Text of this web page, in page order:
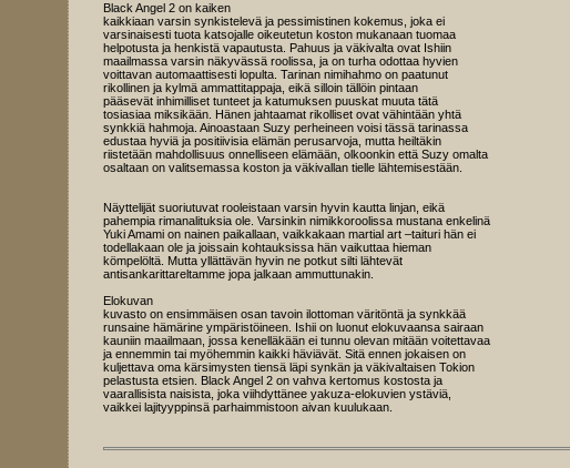
Black Angel 2 on kaiken
kaikkiaan varsin synkistelevä ja pessimistinen kokemus, joka ei
varsinaisesti tuota katsojalle oikeutetun koston mukanaan tuomaa
helpotusta ja henkistä vapautusta. Pahuus ja väkivalta ovat Ishiin
maailmassa varsin näkyvässä roolissa, ja on turha odottaa hyvien
voittavan automaattisesti lopulta. Tarinan nimihahmo on paatunut
rikollinen ja kylmä ammattitappaja, eikä silloin tällöin pintaan
pääsevät inhimilliset tunteet ja katumuksen puuskat muuta tätä
tosiasiaa miksikään. Hänen jahtaamat rikolliset ovat vähintään yhtä
synkkiä hahmoja. Ainoastaan Suzy perheineen voisi tässä tarinassa
edustaa hyviä ja positiivisia elämän perusarvoja, mutta heiltäkin
riistetään mahdollisuus onnelliseen elämään, olkoonkin että Suzy omalta
osaltaan on valitsemassa koston ja väkivallan tielle lähtemisestään.
Näyttelijät suoriutuvat rooleistaan varsin hyvin kautta linjan, eikä
pahempia rimanalituksia ole. Varsinkin nimikkoroolissa mustana enkelinä
Yuki Amami on nainen paikallaan, vaikkakaan martial art –taituri hän ei
todellakaan ole ja joissain kohtauksissa hän vaikuttaa hieman
kömpelöltä. Mutta yllättävän hyvin ne potkut silti lähtevät
antisankarittareltamme jopa jalkaan ammuttunakin.
Elokuvan
kuvasto on ensimmäisen osan tavoin ilottoman väritöntä ja synkkää
runsaine hämärine ympäristöineen. Ishii on luonut elokuvaansa sairaan
kauniin maailmaan, jossa kenelläkään ei tunnu olevan mitään voitettavaa
ja ennemmin tai myöhemmin kaikki häviävät. Sitä ennen jokaisen on
kuljettava oma kärsimysten tiensä läpi synkän ja väkivaltaisen Tokion
pelastusta etsien. Black Angel 2 on vahva kertomus kostosta ja
vaarallisista naisista, joka viihdyttänee yakuza-elokuvien ystäviä,
vaikkei lajityyppinsä parhaimmistoon aivan kuulukaan.